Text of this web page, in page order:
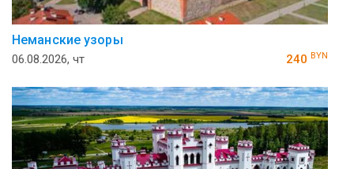
Неманские узоры
06.08.2026, чт 240 BYN